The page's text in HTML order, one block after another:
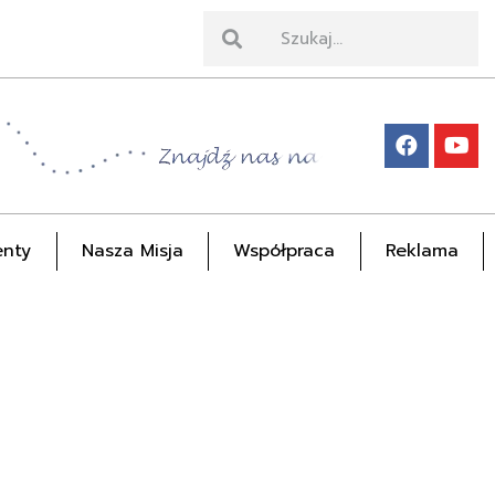
Nasza Misja Współpraca Reklama